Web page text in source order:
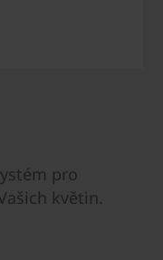
pro
květin.